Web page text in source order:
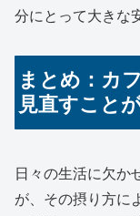
分にとって大きな
まとめ：カ
見直すこと
日々の生活に欠か
が、その摂り方に